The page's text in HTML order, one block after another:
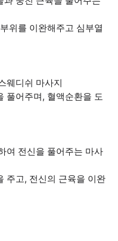
위를 이완해주고 심부열
웨디쉬 마사지
풀어주며, 혈액순환을 도
여 전신을 풀어주는 마사
주고, 전신의 근육을 이완